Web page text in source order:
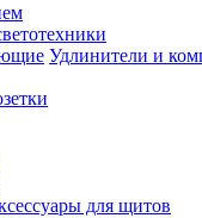
Удлинители и
для щитов